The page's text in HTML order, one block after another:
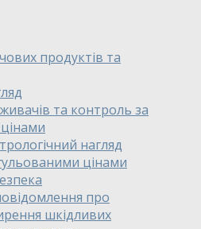
продуктів та
та контроль за
нагляд
цінами
про
шкідливих